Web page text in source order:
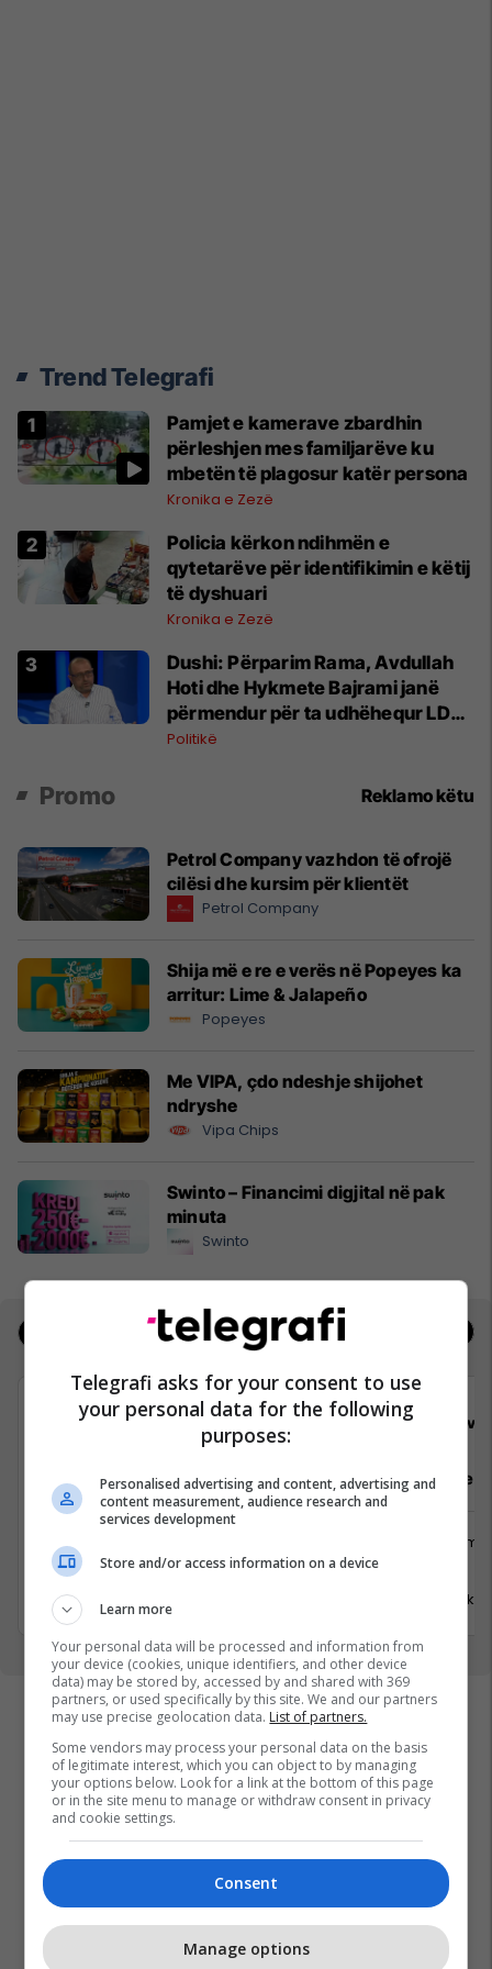
Trend Telegrafi
Pamjet e kamerave zbardhin
përleshjen mes familjarëve ku
mbetën të plagosur katër persona
Kronika e Zezë
Policia kërkon ndihmën e
qytetarëve për identifikimin e këtij
të dyshuari
Kronika e Zezë
Dushi: Përparim Rama, Avdullah
Hoti dhe Hykmete Bajrami janë
përmendur për ta udhëhequr LDK-
në
Politikë
Promo Reklamo këtu
Petrol Company vazhdon të ofrojë
cilësi dhe kursim për klientët
Petrol Company
Shija më e re e verës në Popeyes ka
arritur: Lime & Jalapeño
Popeyes
Me VIPA, çdo ndeshje shijohet
ndryshe
Vipa Chips
Swinto – Financimi digjital në pak
minuta
Swinto
Real Estate
Viva Fresh Store
Sektorist/e
Logjistikë
Suharekë
17 Korrik 2026
Arkatar/e
17 Korrik
Telegrafi asks for your consent to use
your personal data for the following
purposes:
Personalised advertising and content, advertising and
content measurement, audience research and
services development
Store and/or access information on a device
Learn more
Your personal data will be processed and information from
your device (cookies, unique identifiers, and other device
data) may be stored by, accessed by and shared with 369
partners, or used specifically by this site. We and our partners
may use precise geolocation data. List of partners.
Some vendors may process your personal data on the basis
of legitimate interest, which you can object to by managing
your options below. Look for a link at the bottom of this page
or in the site menu to manage or withdraw consent in privacy
and cookie settings.
Consent
Manage options